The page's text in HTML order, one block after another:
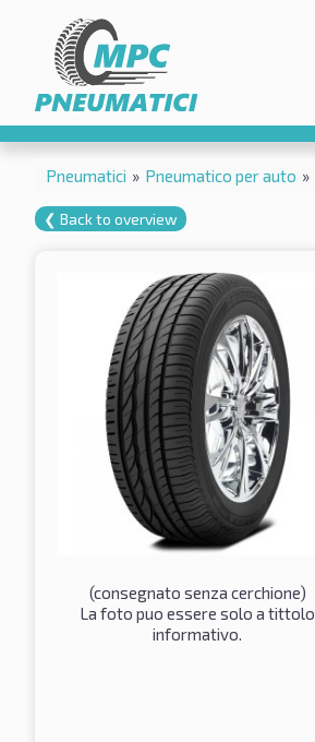
Pneumatici » Pneumatico per auto »
❮ Back to overview
(consegnato senza cerchione)
La foto puo essere solo a tittolo
informativo.